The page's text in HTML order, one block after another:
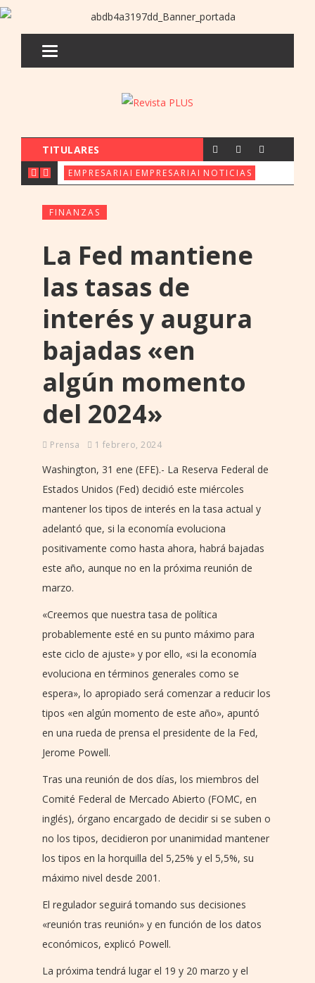
TITULARES
EMPRESARIALES CX & INNOVATION CONGRESS
EMPRESARIALES FERIA ORE: UENO
NOTICIAS
FINANZAS
La Fed mantiene
las tasas de
interés y augura
bajadas «en
algún momento
del 2024»
Prensa 1 febrero, 2024
Washington, 31 ene (EFE).- La Reserva Federal de
Estados Unidos (Fed) decidió este miércoles
mantener los tipos de interés en la tasa actual y
adelantó que, si la economía evoluciona
positivamente como hasta ahora, habrá bajadas
este año, aunque no en la próxima reunión de
marzo.
«Creemos que nuestra tasa de política
probablemente esté en su punto máximo para
este ciclo de ajuste» y por ello, «si la economía
evoluciona en términos generales como se
espera», lo apropiado será comenzar a reducir los
tipos «en algún momento de este año», apuntó
en una rueda de prensa el presidente de la Fed,
Jerome Powell.
Tras una reunión de dos días, los miembros del
Comité Federal de Mercado Abierto (FOMC, en
inglés), órgano encargado de decidir si se suben o
no los tipos, decidieron por unanimidad mantener
los tipos en la horquilla del 5,25% y el 5,5%, su
máximo nivel desde 2001.
El regulador seguirá tomando sus decisiones
«reunión tras reunión» y en función de los datos
económicos, explicó Powell.
La próxima tendrá lugar el 19 y 20 marzo y el